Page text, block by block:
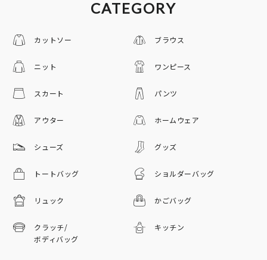
CATEGORY
カットソー ブラウス
ニット ワンピース
スカート パンツ
アウター ホームウェア
シューズ グッズ
トートバッグ ショルダーバッグ
リュック かごバッグ
クラッチ/
ボディバッグ
キッチン